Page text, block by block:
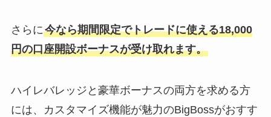
さらに今なら期間限定でトレードに使える18,000
円の口座開設ボーナスが受け取れます。
ハイレバレッジと豪華ボーナスの両方を求める方
には、カスタマイズ機能が魅力のBigBossがおすす